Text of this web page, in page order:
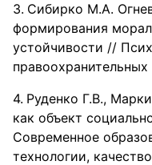
Сибирко М.А.
формирования
устойчивости //
Руденко Г.В.,
как объект
Современное
технологии,